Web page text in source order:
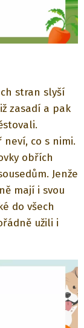
stran slyší
zasadí a pak
co s nimi.
obřích
Jenže
mají i svou
do všech
užili i